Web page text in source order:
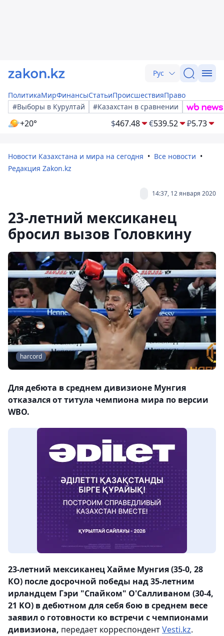
Рус
ПолитикаМирФинансыСтатьиПроисшествияПраво
#Выборы в Курултай
#Казахстан в сравнении
+20° $467.48 €539.52 ₽5.73
Новости Казахстана и мира на сегодня
Все новости
Редакция Zakon.kz
14:37, 12 января 2020
23-летний мексиканец
бросил вызов Головкину
harcord
Для дебюта в среднем дивизионе Мунгия
отказался от титула чемпиона мира по версии
WBO.
23-летний мексиканец Хайме Мунгия (35-0, 28
КО) после досрочной победы над 35-летним
ирландцем Гэри "Спайком" О'Салливаном (30-4,
21 KO) в дебютном для себя бою в среднем весе
заявил о готовности ко встречи с чемпионами
дивизиона, передает корреспондентVesti.kz.